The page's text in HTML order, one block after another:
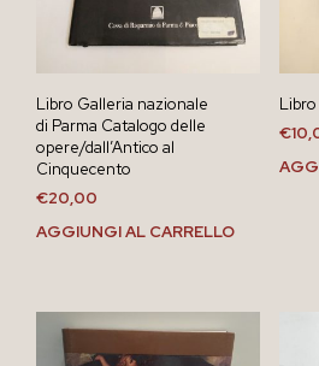
Libro Galleria nazionale
di Parma Catalogo delle
opere/dall’Antico al
Cinquecento
€20,00
AGGIUNGI AL CARRELLO
€